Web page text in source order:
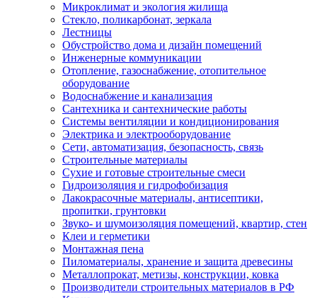
Микроклимат и экология жилища
Стекло, поликарбонат, зеркала
Лестницы
Обустройство дома и дизайн помещений
Инженерные коммуникации
Отопление, газоснабжение, отопительное
оборудование
Водоснабжение и канализация
Сантехника и сантехнические работы
Системы вентиляции и кондиционирования
Электрика и электрооборудование
Сети, автоматизация, безопасность, связь
Строительные материалы
Сухие и готовые строительные смеси
Гидроизоляция и гидрофобизация
Лакокрасочные материалы, антисептики,
пропитки, грунтовки
Звуко- и шумоизоляция помещений, квартир, стен
Клеи и герметики
Монтажная пена
Пиломатериалы, хранение и защита древесины
Металлопрокат, метизы, конструкции, ковка
Производители строительных материалов в РФ